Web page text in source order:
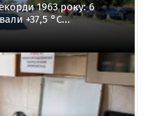
1963 року: 6
+37,5 °C...